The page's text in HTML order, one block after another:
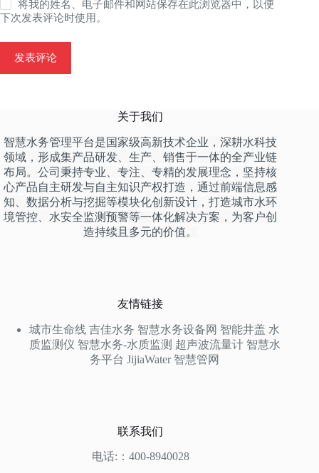
将我的姓名、电子邮件和网站保存在此浏览器中，以便
下次发表评论时使用。
发表评论
关于我们
智慧水务管理平台是国家级高新技术企业，深耕水科技
领域，形成集产品研发、生产、销售于一体的全产业链
布局。公司秉持专业、专注、专精的发展理念，坚持核
心产品自主研发与自主知识产权打造，通过前端信息感
知、数据分析与挖掘等模块化创新设计，打造城市水环
境管控、水安全监测预警等一体化解决方案，为客户创
造持续且多元的价值。
友情链接
城市生命线 吉佳水务 智慧水务设备网 智能井盖 水
质监测仪 智慧水务-水质监测 超声波流量计 智慧水
务平台 JijiaWater 智慧管网
联系我们
电话:：400-8940028